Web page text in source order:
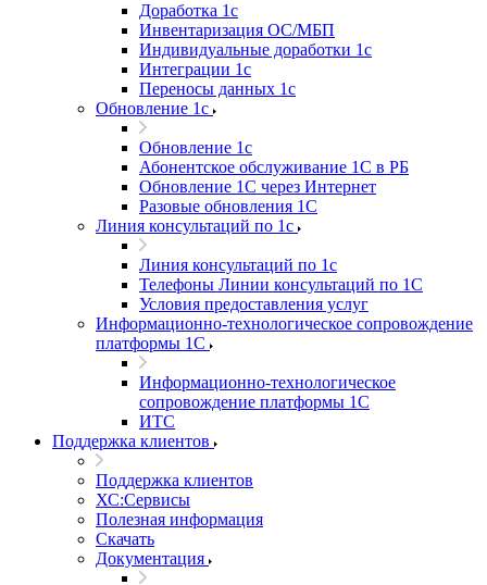
Доработка 1с
Инвентаризация ОС/МБП
Индивидуальные доработки 1с
Интеграции 1с
Переносы данных 1с
Обновление 1с
Обновление 1с
Абонентское обслуживание 1С в РБ
Обновление 1С через Интернет
Разовые обновления 1С
Линия консультаций по 1с
Линия консультаций по 1с
Телефоны Линии консультаций по 1С
Условия предоставления услуг
Информационно-технологическое сопровождение
платформы 1С
Информационно-технологическое
сопровождение платформы 1С
ИТС
Поддержка клиентов
Поддержка клиентов
ХС:Сервисы
Полезная информация
Скачать
Документация